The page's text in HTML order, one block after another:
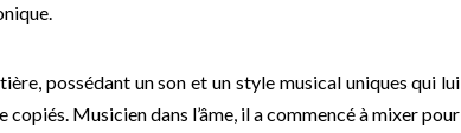
possédant un son et un style musical uniques qui lui
Musicien dans l’âme, il a commencé à mixer pour